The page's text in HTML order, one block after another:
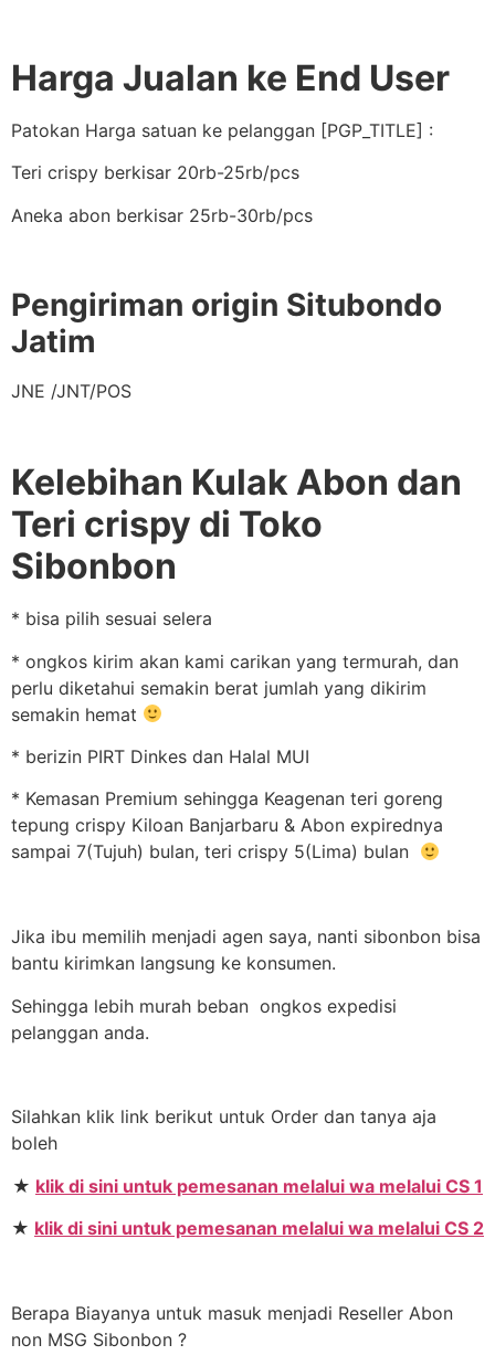
Harga Jualan ke End User
Patokan Harga satuan ke pelanggan [PGP_TITLE] :
Teri crispy berkisar 20rb-25rb/pcs
Aneka abon berkisar 25rb-30rb/pcs
Pengiriman origin Situbondo
Jatim
JNE /JNT/POS
Kelebihan Kulak Abon dan
Teri crispy di Toko
Sibonbon
* bisa pilih sesuai selera
* ongkos kirim akan kami carikan yang termurah, dan
perlu diketahui semakin berat jumlah yang dikirim
semakin hemat
* berizin PIRT Dinkes dan Halal MUI
* Kemasan Premium sehingga Keagenan teri goreng
tepung crispy Kiloan Banjarbaru & Abon expirednya
sampai 7(Tujuh) bulan, teri crispy 5(Lima) bulan
Jika ibu memilih menjadi agen saya, nanti sibonbon bisa
bantu kirimkan langsung ke konsumen.
Sehingga lebih murah beban ongkos expedisi
pelanggan anda.
Silahkan klik link berikut untuk Order dan tanya aja
boleh
★ klik di sini untuk pemesanan melalui wa melalui CS 1
★ klik di sini untuk pemesanan melalui wa melalui CS 2
Berapa Biayanya untuk masuk menjadi Reseller Abon
non MSG Sibonbon ?